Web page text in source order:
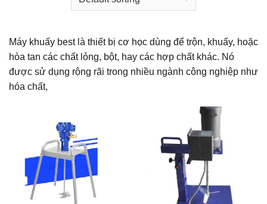
Máy khuấy best là thiết bị cơ học dùng để trộn, khuấy, hoặc
hòa tan các chất lỏng, bột, hay các hợp chất khác. Nó
được sử dụng rộng rãi trong nhiều ngành công nghiệp như
hóa chất,